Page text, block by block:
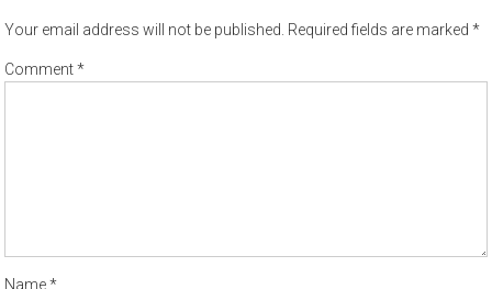
Your email address will not be published. Required fields are marked*
Comment*
Name*